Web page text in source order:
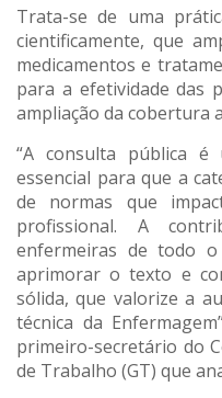
Trata-se de uma
cientificamente, que
medicamentos e
para a efetividade das
ampliação da cobertura
“A consulta pública é
essencial para que a
de normas que
profissional. A
enfermeiras de todo
aprimorar o texto e
sólida, que valorize a
técnica da
primeiro-secretário do
de Trabalho (GT) que